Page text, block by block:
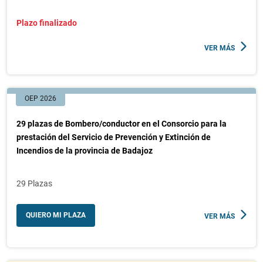
Plazo finalizado
VER MÁS
OEP 2026
29 plazas de Bombero/conductor en el Consorcio para la
prestación del Servicio de Prevención y Extinción de
Incendios de la provincia de Badajoz
29 Plazas
QUIERO MI PLAZA VER MÁS